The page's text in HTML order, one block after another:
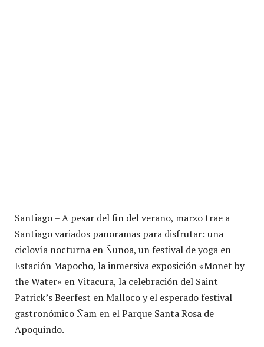
Santiago – A pesar del fin del verano, marzo trae a
Santiago variados panoramas para disfrutar: una
ciclovía nocturna en Ñuñoa, un festival de yoga en
Estación Mapocho, la inmersiva exposición «Monet by
the Water» en Vitacura, la celebración del Saint
Patrick’s Beerfest en Malloco y el esperado festival
gastronómico Ñam en el Parque Santa Rosa de
Apoquindo.